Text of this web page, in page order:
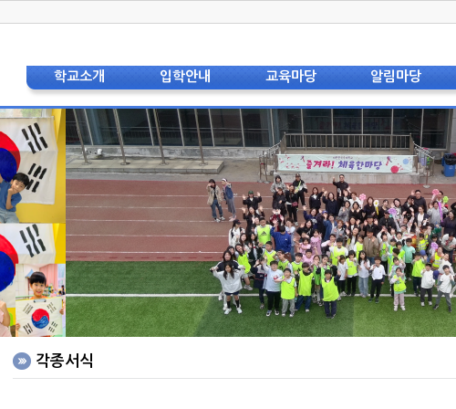
학교소개
학교장 인사
상징 및 교가
교육비전
현황 및 연혁
교직원소개
학교운영위원회
학부모회
층별안내도
오시는 길
홍보리플렛
학교사진
입학안내
입학안내(공통)
입학안내(유치원)
입학안내(초등)
입학안내(중등)
자주하는 질문
교육마당
교육과정
교육특색
교육자료
알림마당
공지사항
가정통신문
스쿨뱅킹 및 환불안내
학교앨범
보건실
급식실
도서실
학부모회
각종서식
영어웹진
중국어웹진
각종서식